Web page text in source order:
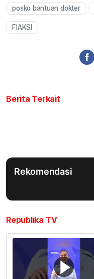
posko bantuan dokter
FIAKSI
Berita Terkait
Rekomendasi
Republika TV